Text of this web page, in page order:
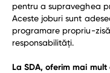
pentru a supraveghea
Aceste joburi sunt
programare propriu-
responsabilități.
La SDA, oferim mai